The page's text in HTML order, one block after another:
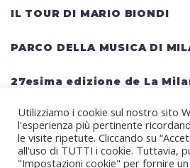
IL TOUR DI MARIO BIONDI
PARCO DELLA MUSICA DI
27esima edizione de La
HELLWATT FESTIVAL: una
per il festival estivo TRAVIS
WEST, SWEDISH HOUSE
Utilizziamo i cookie sul nostro sito
l'esperienza più pertinente
le visite ripetute. Cliccando su
all'uso di TUTTI i cookie. Tuttavia,
"Impostazioni cookie" per fornire